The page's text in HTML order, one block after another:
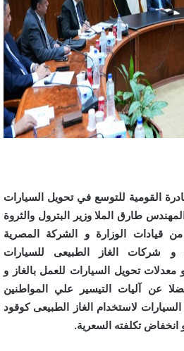
القومية للتوسع في تحويل السيارات
طارق الملا وزير البترول والثروة
قيادات الوزارة و الشركة المصرية
و شركات الغاز الطبيعى للسيارات
تحويل السيارات للعمل بالغاز و
عن آليات التيسير علي المواطنين
لاستخدام الغاز الطبيعى كوقود
و انخفاض تكلفته السعرية.